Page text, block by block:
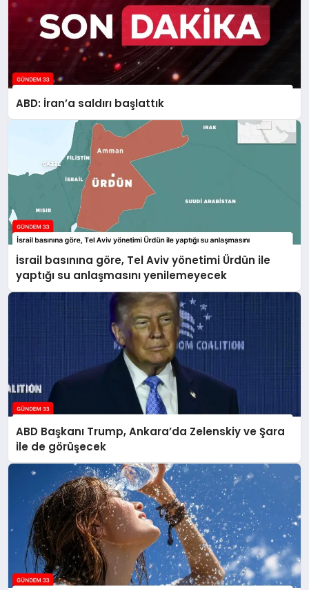
ABD: İran’a saldırı başlattık
İsrail basınına göre, Tel Aviv yönetimi Ürdün ile
yaptığı su anlaşmasını yenilemeyecek
ABD Başkanı Trump, Ankara’da Zelenskiy ve Şara
ile de görüşecek